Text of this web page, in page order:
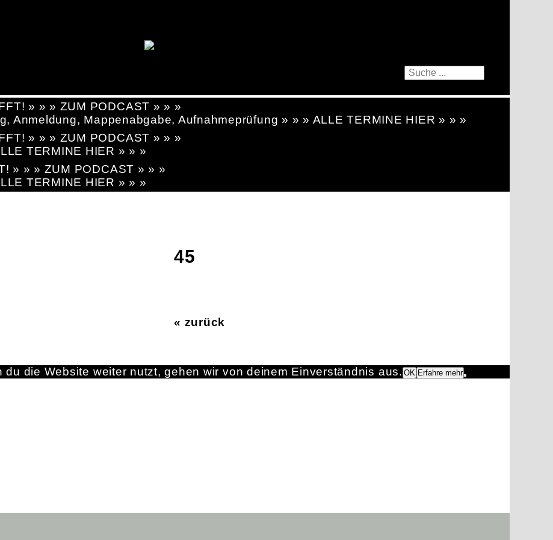
» » » ZUM PODCAST » » »
Anmeldung, Mappenabgabe, Aufnahmeprüfung » » » ALLE TERMINE HIER » » »
» » » ZUM PODCAST » » »
TERMINE HIER » » »
» » » ZUM PODCAST » » »
TERMINE HIER » » »
45
« zurück
die Website weiter nutzt, gehen wir von deinem Einverständnis aus. OK Erfahre mehr